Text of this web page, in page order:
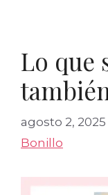
Lo que
agosto 2, 2025
Bonillo